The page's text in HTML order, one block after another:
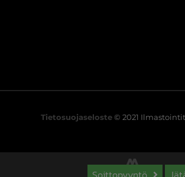
Tietosuojaseloste© 2021